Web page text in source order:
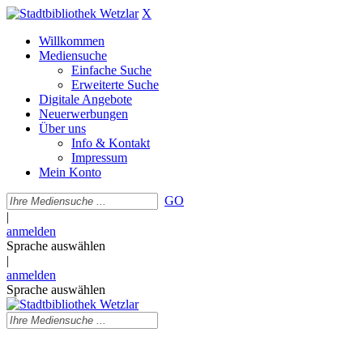
X
Willkommen
Mediensuche
Einfache Suche
Erweiterte Suche
Digitale Angebote
Neuerwerbungen
Über uns
Info & Kontakt
Impressum
Mein Konto
GO
|
anmelden
Sprache auswählen
|
anmelden
Sprache auswählen